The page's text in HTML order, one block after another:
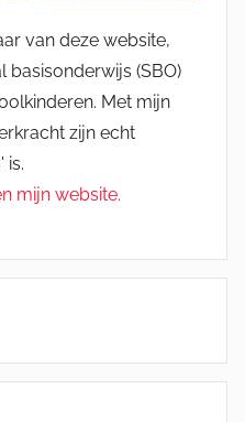
van deze website,
basisonderwijs (SBO)
Met mijn
zijn echt
is.
mijn website.